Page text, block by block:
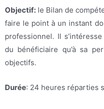
Objectif: le Bilan de
faire le point à un instant
professionnel. Il
du bénéficiaire qu’à sa
objectifs.
Durée: 24 heures réparties